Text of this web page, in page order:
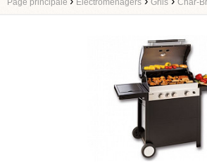
Page principale Électroménagers Grils Char-